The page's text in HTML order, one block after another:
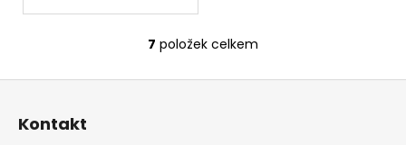
O
7 položek celkem
Z
Kontakt